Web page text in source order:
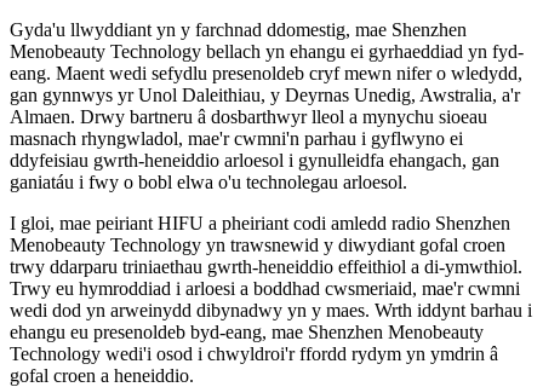
Gyda'u llwyddiant yn y farchnad ddomestig, mae Shenzhen
Menobeauty Technology bellach yn ehangu ei gyrhaeddiad yn fyd-
eang. Maent wedi sefydlu presenoldeb cryf mewn nifer o wledydd,
gan gynnwys yr Unol Daleithiau, y Deyrnas Unedig, Awstralia, a'r
Almaen. Drwy bartneru â dosbarthwyr lleol a mynychu sioeau
masnach rhyngwladol, mae'r cwmni'n parhau i gyflwyno ei
ddyfeisiau gwrth-heneiddio arloesol i gynulleidfa ehangach, gan
ganiatáu i fwy o bobl elwa o'u technolegau arloesol.
I gloi, mae peiriant HIFU a pheiriant codi amledd radio Shenzhen
Menobeauty Technology yn trawsnewid y diwydiant gofal croen
trwy ddarparu triniaethau gwrth-heneiddio effeithiol a di-ymwthiol.
Trwy eu hymroddiad i arloesi a boddhad cwsmeriaid, mae'r cwmni
wedi dod yn arweinydd dibynadwy yn y maes. Wrth iddynt barhau i
ehangu eu presenoldeb byd-eang, mae Shenzhen Menobeauty
Technology wedi'i osod i chwyldroi'r ffordd rydym yn ymdrin â
gofal croen a heneiddio.